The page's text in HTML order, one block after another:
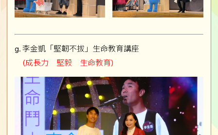
g. 李金凱「堅韌不拔」生命教育講座
(成長力 堅毅 生命教育)